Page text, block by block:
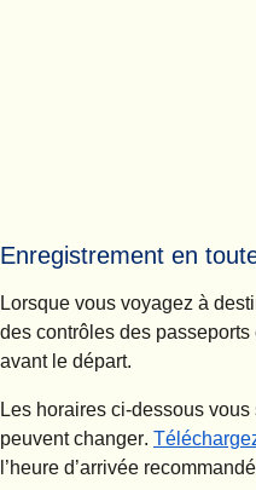
Enregistrement en
Lorsque vous voyagez à
des contrôles des
avant le départ.
Les horaires ci-dessous
peuvent changer.
l’heure d’arrivée